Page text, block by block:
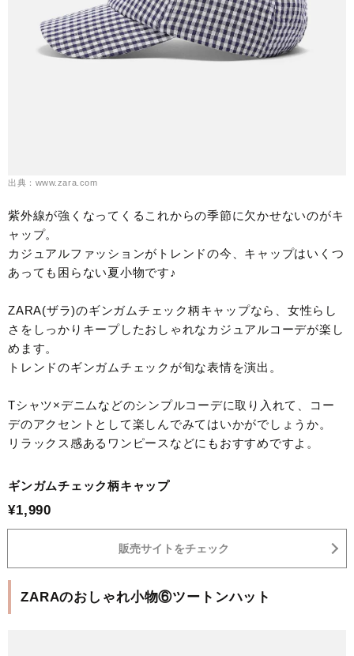
出典：www.zara.com
紫外線が強くなってくるこれからの季節に欠かせないのがキ
ャップ。
カジュアルファッションがトレンドの今、キャップはいくつ
あっても困らない夏小物です♪
ZARA(ザラ)のギンガムチェック柄キャップなら、女性らし
さをしっかりキープしたおしゃれなカジュアルコーデが楽し
めます。
トレンドのギンガムチェックが旬な表情を演出。
Tシャツ×デニムなどのシンプルコーデに取り入れて、コー
デのアクセントとして楽しんでみてはいかがでしょうか。
リラックス感あるワンピースなどにもおすすめですよ。
ギンガムチェック柄キャップ
¥1,990
販売サイトをチェック
ZARAのおしゃれ小物⑥ツートンハット